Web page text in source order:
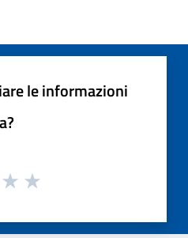
le informazioni